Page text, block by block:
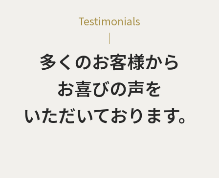
Testimonials
多くのお客様から
お喜びの声を
いただいております。